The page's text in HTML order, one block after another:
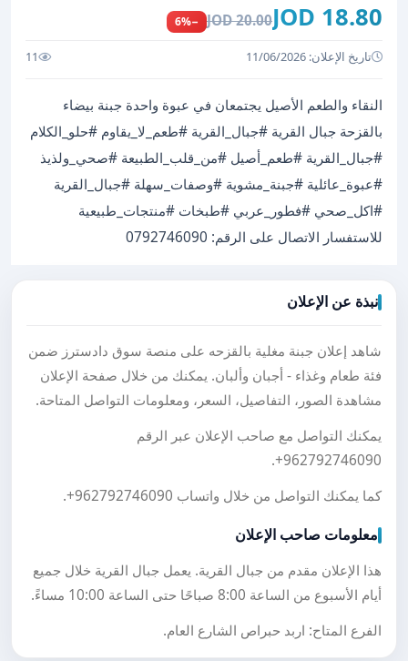
18.80 JOD
20.00 JOD
−6%
تاريخ الإعلان: 11/06/2026 11
النقاء والطعم الأصيل يجتمعان في عبوة واحدة جبنة بيضاء
بالقزحة جبال القرية #جبال_القرية #طعم_لا_يقاوم #حلو_الكلام
#جبال_القرية #طعم_أصيل #من_قلب_الطبيعة #صحي_ولذيذ
#عبوة_عائلية #جبنة_مشوية #وصفات_سهلة #جبال_القرية
#اكل_صحي #فطور_عربي #طبخات #منتجات_طبيعية
للاستفسار الاتصال على الرقم: 0792746090
نبذة عن الإعلان
شاهد إعلان جبنة مغلية بالقزحه على منصة سوق دادسترز ضمن
فئة طعام وغذاء - أجبان وألبان. يمكنك من خلال صفحة الإعلان
مشاهدة الصور، التفاصيل، السعر، ومعلومات التواصل المتاحة.
يمكنك التواصل مع صاحب الإعلان عبر الرقم
+962792746090
.
كما يمكنك التواصل من خلال واتساب +962792746090
.
معلومات صاحب الإعلان
هذا الإعلان مقدم من جبال القرية. يعمل جبال القرية خلال جميع
أيام الأسبوع من الساعة 8:00 صباحًا حتى الساعة 10:00 مساءً.
الفرع المتاح: اربد حبراص الشارع العام.